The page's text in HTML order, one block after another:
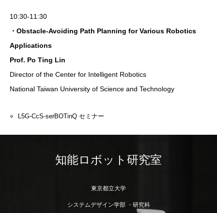
10:30-11:30
・Obstacle-Avoiding Path Planning for Various Robotics
Applications
Prof. Po Ting Lin
Director of the Center for Intelligent Robotics
National Taiwan University of Science and Technology
L5G-CcS-serBOTinQ セミナー
知能ロボット研究室
東京都立大学
システムデザイン学部 ・研究科